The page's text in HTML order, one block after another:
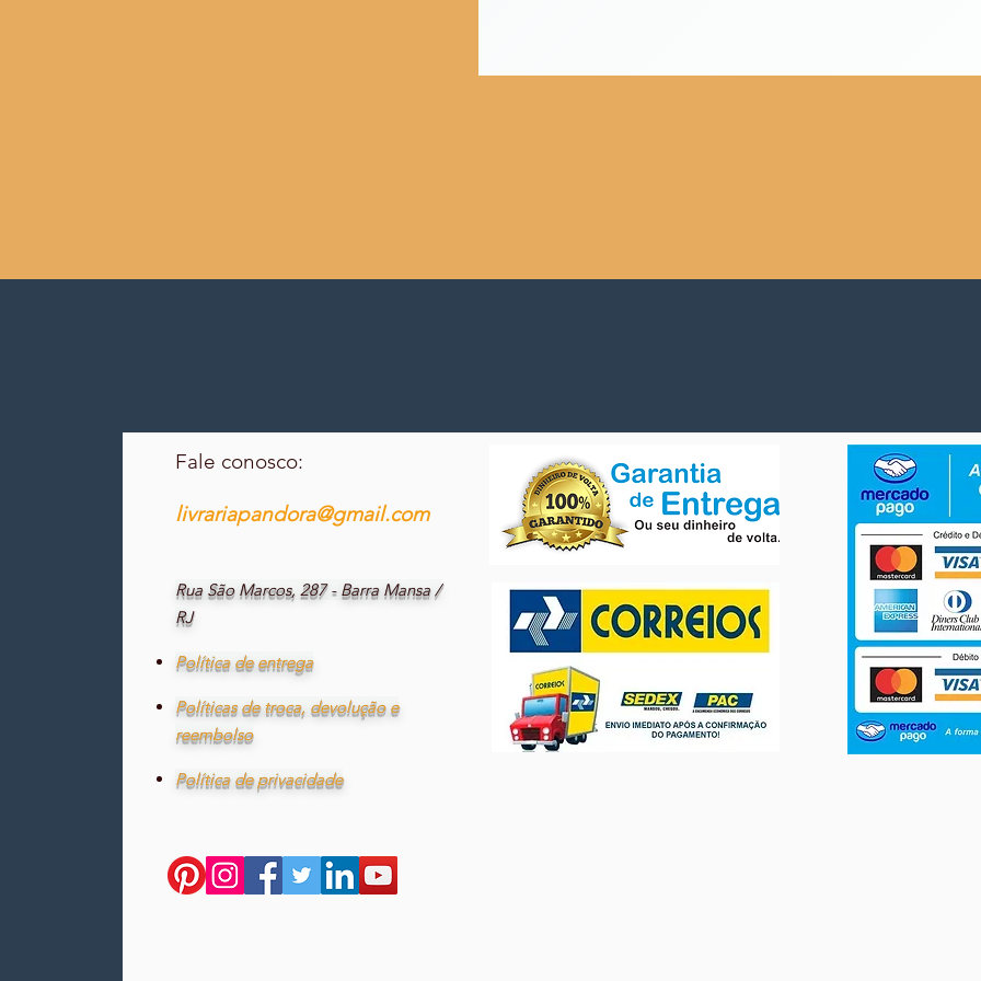
Fale conosco:
livrariapandora@gmail.com
Rua São Marcos, 287 - Barra Mansa /
RJ
Política de entrega
Políticas de troca, devolução e
reembolso
Política de privacidade